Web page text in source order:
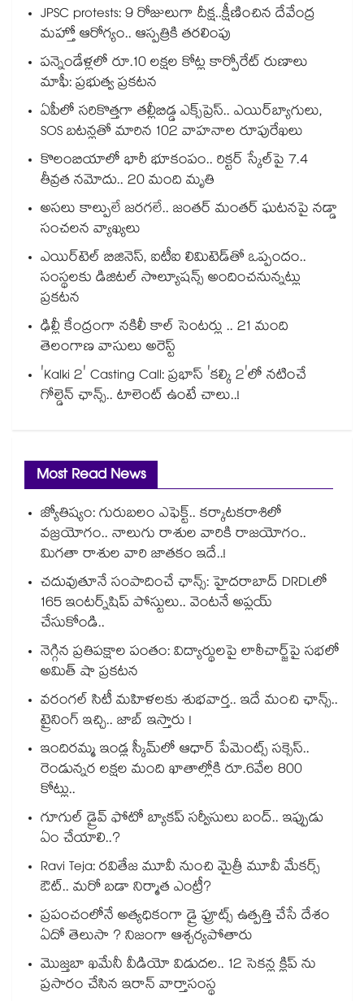
JPSC protests: 9 రోజులుగా దీక్ష..క్షీణించిన దేవేంద్ర
మహ్తో ఆరోగ్యం.. ఆస్పత్రికి తరలింపు
పన్నెండేళ్లలో రూ.10 లక్షల కోట్ల కార్పోరేట్ రుణాలు
మాఫీ: ప్రభుత్వ ప్రకటన
ఏపీలో సరికొత్తగా తల్లీబిడ్డ ఎక్స్‌ప్రెస్.. ఎయిర్‌బ్యాగులు,
SOS బటన్లతో మారిన 102 వాహనాల రూపురేఖలు
కొలంబియాలో భారీ భూకంపం.. రిక్టర్ స్కేల్‎పై 7.4
తీవ్రత నమోదు.. 20 మంది మృతి
అసలు కాల్పులే జరగలే.. జంతర్ మంతర్ ఘటనపై నడ్డా
సంచలన వ్యాఖ్యలు
ఎయిర్‌టెల్ బిజినెస్, ఐటీఐ లిమిటెడ్‌తో ఒప్పందం..
సంస్థలకు డిజిటల్ సొల్యూషన్స్ అందించనున్నట్లు
ప్రకటన
ఢిల్లీ కేంద్రంగా నకిలీ కాల్‌ సెంటర్లు .. 21 మంది
తెలంగాణ వాసులు అరెస్ట్
'Kalki 2' Casting Call: ప్రభాస్ 'కల్కి 2'లో నటించే
గోల్డెన్ ఛాన్స్.. టాలెంట్ ఉంటే చాలు..!
Most Read News
జ్యోతిష్యం: గురుబలం ఎఫెక్ట్.. కర్కాటకరాశిలో
వజ్రయోగం.. నాలుగు రాశుల వారికి రాజయోగం..
మిగతా రాశుల వారి జాతకం ఇదే..!
చదువుతూనే సంపాదించే ఛాన్స్: హైదరాబాద్ DRDLలో
165 ఇంటర్న్‌షిప్ పోస్టులు.. వెంటనే అప్లయ్
చేసుకోండి..
నెగ్గిన ప్రతిపక్షాల పంతం: విద్యార్థులపై లాఠీచార్జ్‎పై సభలో
అమిత్ షా ప్రకటన
వరంగల్ సిటీ మహిళలకు శుభవార్త.. ఇదే మంచి ఛాన్స్..
ట్రైనింగ్ ఇచ్చి.. జాబ్ ఇస్తారు !
ఇందిరమ్మ ఇండ్ల స్కీమ్‌‌‌‌‌‌‌‌లో ఆధార్ పేమెంట్స్ సక్సెస్..
రెండున్నర లక్షల మంది ఖాతాల్లోకి రూ.6వేల 800
కోట్లు..
గూగుల్ డ్రైవ్ ఫోటో బ్యాకప్ సర్వీసులు బంద్.. ఇప్పుడు
ఏం చేయాలి..?
Ravi Teja: రవితేజ మూవీ నుంచి మైత్రీ మూవీ మేకర్స్
ఔట్.. మరో బడా నిర్మాత ఎంట్రీ?
ప్రపంచంలోనే అత్యధికంగా డ్రై ఫ్రూట్స్ ఉత్పత్తి చేసే దేశం
ఏదో తెలుసా ? నిజంగా ఆశ్చర్యపోతారు
మొజ్తబా ఖమేనీ వీడియో విడుదల.. 12 సెకన్ల క్లిప్ ను
ప్రసారం చేసిన ఇరాన్ వార్తాసంస్థ